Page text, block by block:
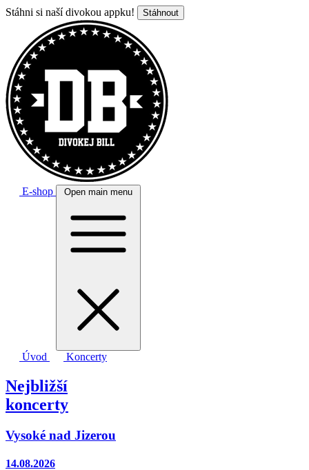
Stáhni si naší divokou appku! Stáhnout
E-shop Open main menu
Úvod Koncerty
Nejbližší
koncerty
Vysoké nad Jizerou
14.08.2026